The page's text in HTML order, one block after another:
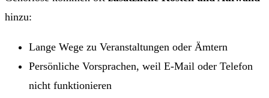
hinzu:
Lange Wege zu Veranstaltungen oder Ämtern
Persönliche Vorsprachen, weil E-Mail oder Telefon
nicht funktionieren